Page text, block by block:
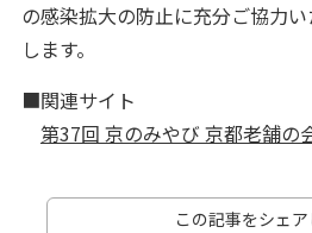
の感染拡大の防止に充分ご協力
します。
■関連サイト
第37回 京のみやび 京都老舗の
この記事をシェア